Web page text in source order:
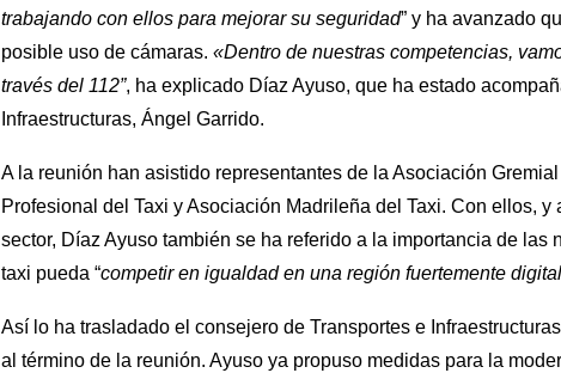
trabajando con ellos para mejorar su seguridad” y ha avanzado
posible uso de cámaras.«Dentro de nuestras competencias,
través del 112”, ha explicado Díaz Ayuso, que ha estado
Infraestructuras, Ángel Garrido.
A la reunión han asistido representantes de la Asociación
Profesional del Taxi y Asociación Madrileña del Taxi. Con ellos,
sector, Díaz Ayuso también se ha referido a la importancia de
taxi pueda “competir en igualdad en una región fuertemente
Así lo ha trasladado el consejero de Transportes e
al término de la reunión. Ayuso ya propuso medidas para la